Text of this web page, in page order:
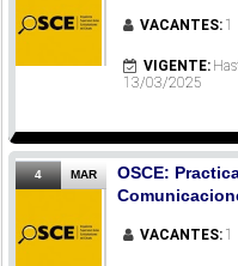
VACANTES: 1
VIGENTE:
13/03/2025
4 MAR
OSCE:
VACANTES: 1